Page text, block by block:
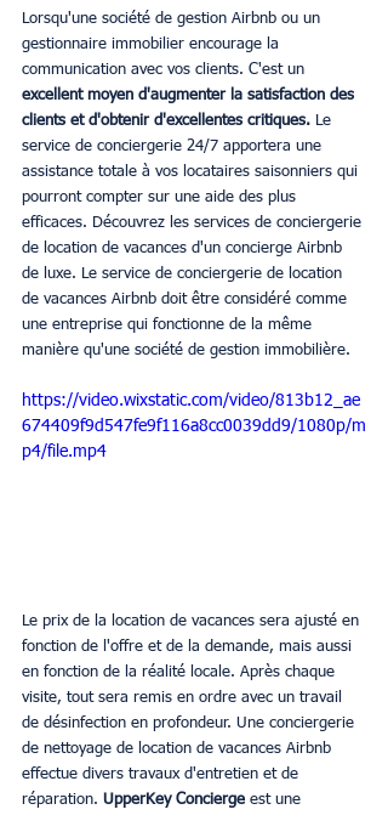
Lorsqu'une société de gestion Airbnb ou un
gestionnaire immobilier encourage la
communication avec vos clients. C'est un
excellent moyen d'augmenter la satisfaction des
clients et d'obtenir d'excellentes critiques. Le
service de conciergerie 24/7 apportera une
assistance totale à vos locataires saisonniers qui
pourront compter sur une aide des plus
efficaces. Découvrez les services de conciergerie
de location de vacances d'un concierge Airbnb
de luxe. Le service de conciergerie de location
de vacances Airbnb doit être considéré comme
une entreprise qui fonctionne de la même
manière qu'une société de gestion immobilière.
https://video.wixstatic.com/video/813b12_ae
674409f9d547fe9f116a8cc0039dd9/1080p/m
p4/file.mp4
Le prix de la location de vacances sera ajusté en
fonction de l'offre et de la demande, mais aussi
en fonction de la réalité locale. Après chaque
visite, tout sera remis en ordre avec un travail
de désinfection en profondeur. Une conciergerie
de nettoyage de location de vacances Airbnb
effectue divers travaux d'entretien et de
réparation. UpperKey Concierge est une